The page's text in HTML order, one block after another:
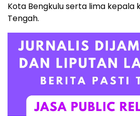
Kota Bengkulu serta lima kepala
Tengah.